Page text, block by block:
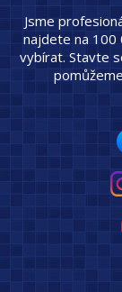
Jsme
najdete na 100
vybírat. Stavte